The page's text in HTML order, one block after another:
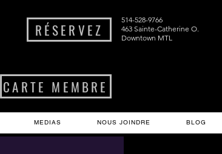
RÉSERVEZ
514-528-9766
463 Sainte-Catherine O.
Downtown MTL
CARTE MEMBRE
MEDIAS NOUS JOINDRE BLOG